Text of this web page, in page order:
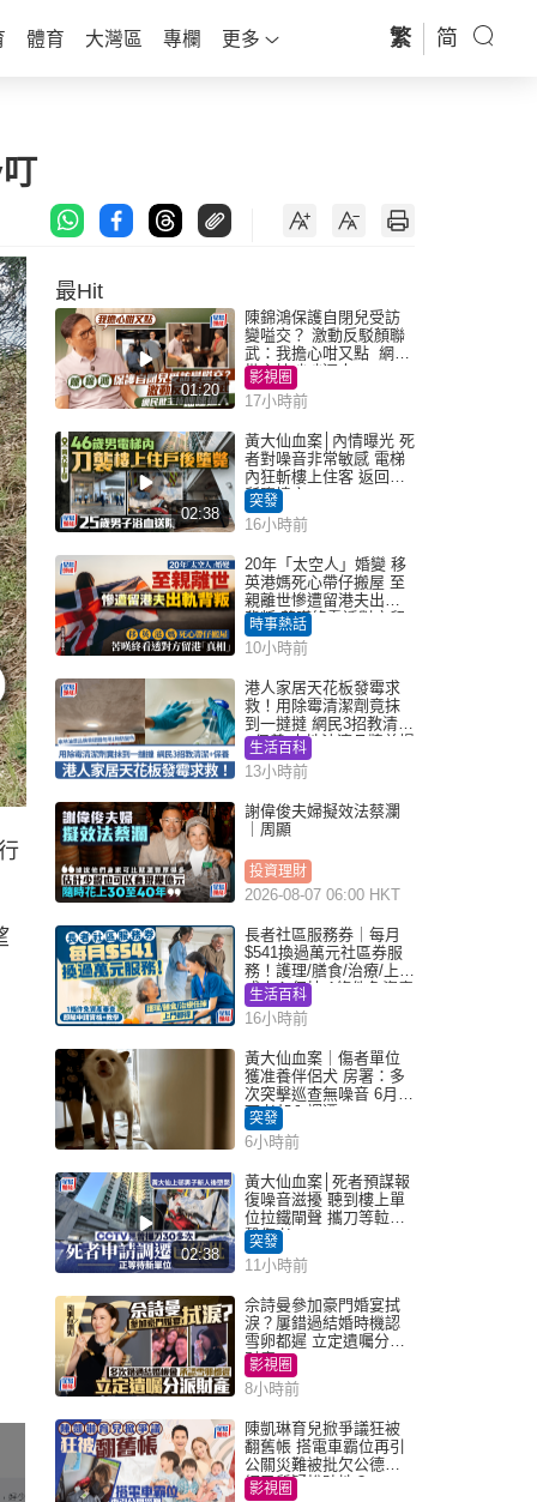
體育 大灣區 專欄 更多 繁 简
最Hit
01:20
陳錦鴻保護自閉兒受訪
變嗌交？ 激動反駁顏聯
武：我擔心咁又點 網民
批主持咄咄逼人
影視圈
17小時前
02:38
黃大仙血案│內情曝光 死
者對噪音非常敏感 電梯
內狂斬樓上住客 返回住
所墮樓亡
突發
16小時前
20年「太空人」婚變 移
英港媽死心帶仔搬屋 至
親離世慘遭留港夫出軌
背叛 苦嘆終看透對方留
港「真相」｜Juicy叮
時事熱話
10小時前
港人家居天花板發霉求
救！用除霉清潔劑竟抹
到一撻撻 網民3招教清潔
+保養 本地油漆品牌曾提
醒勿用1物防變色
生活百科
13小時前
謝偉俊夫婦擬效法蔡瀾
｜周顯
投資理財
2026-08-07 06:00 HKT
長者社區服務券｜每月
$541換過萬元社區券服
務！護理/膳食/治療/上門
或中心任揀 1條件免資產
審查（附申請資格及教
學）
生活百科
16小時前
黃大仙血案｜傷者單位
獲准養伴侶犬 房署：多
次突擊巡查無噪音 6月批
死者邨內調遷
突發
6小時前
02:38
黃大仙血案│死者預謀報
復噪音滋擾 聽到樓上單
位拉鐵閘聲 攜刀等𨋢伏
擊傷者
突發
11小時前
佘詩曼參加豪門婚宴拭
淚？屢錯過結婚時機認
雪卵都遲 立定遺囑分派
財產
影視圈
8小時前
陳凱琳育兒掀爭議狂被
翻舊帳 搭電車霸位再引
公關災難被批欠公德心
網民質疑扮貼地？
影視圈